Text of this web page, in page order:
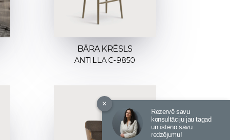
BĀRA KRĒSLS
ANTILLA C-9850
×
Rezervē savu
konsultāciju jau tagad
un īsteno savu
redzējumu!